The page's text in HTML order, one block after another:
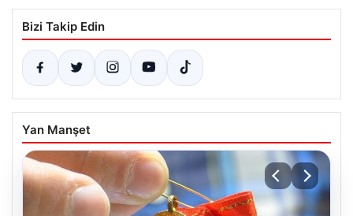
Bizi Takip Edin
Yan Manşet